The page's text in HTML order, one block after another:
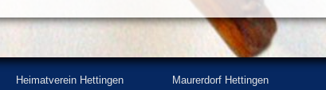
Heimatverein Hettingen Maurerdorf Hettingen